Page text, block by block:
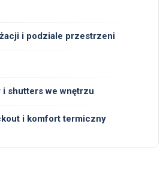
i podziale przestrzeni
i shutters we wnętrzu
i komfort termiczny